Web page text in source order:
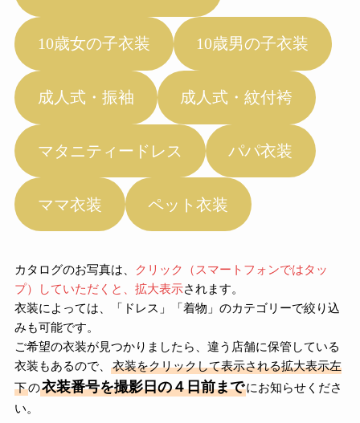
10歳女の子衣装 10歳男の子衣装
成人式・振袖 成人式・紋付袴
マタニティードレス パパ衣装
ママ衣装 ペット衣装
カタログのお写真は、
クリック（スマートフォンではタッ
プ）していただくと、拡大表示されます。
衣装によっては、「ドレス」「着物」のカテゴリーで絞り込
みも可能です。
ご希望の衣装が見つかりましたら、違う店舗に保管している
衣装もあるので、
衣装をクリックして表示される拡大表示左
下の衣装番号を撮影日の４日前までにお知らせくださ
い。